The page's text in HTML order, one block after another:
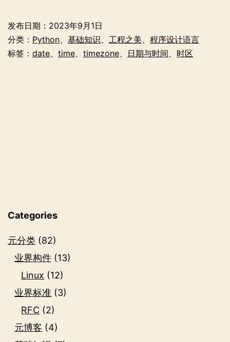
眼
中
发布日期： 2023年9月1日
分类： Python 基础知识 工程之美
程序设计语言
标签： date time timezone 日期与时间 时区
Categories
元分类 (82)
业界构件 (13)
Linux (12)
业界标准 (3)
RFC (2)
元博客 (4)